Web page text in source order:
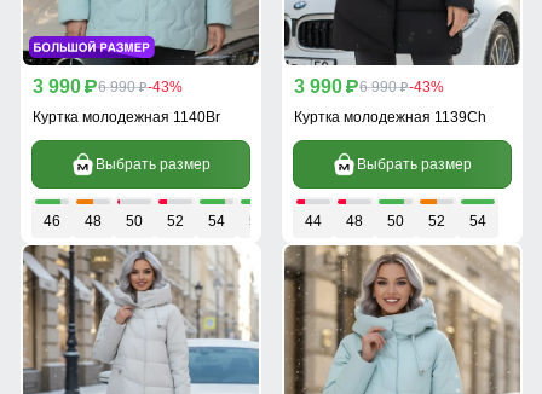
3 990 p6 990 p-43%
Куртка молодежная 1140Br
Выбрать размер
46 48 50 52 54 56
3 990 p6 990 p-43%
Куртка молодежная 1139Ch
Выбрать размер
44 48 50 52 54